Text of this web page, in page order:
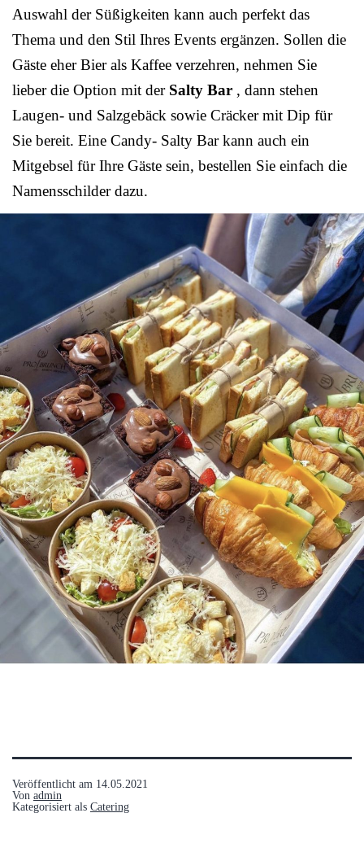
Auswahl der Süßigkeiten kann auch perfekt das
Thema und den Stil Ihres Events ergänzen. Sollen die
Gäste eher Bier als Kaffee verzehren, nehmen Sie
lieber die Option mit derSalty Bar , dann stehen
Laugen- und Salzgebäck sowie Cräcker mit Dip für
Sie bereit. Eine Candy- Salty Bar kann auch ein
Mitgebsel für Ihre Gäste sein, bestellen Sie einfach die
Namensschilder dazu.
Veröffentlicht am 14.05.2021
Von admin
Kategorisiert als Catering